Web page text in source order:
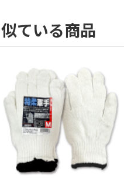
ている商品